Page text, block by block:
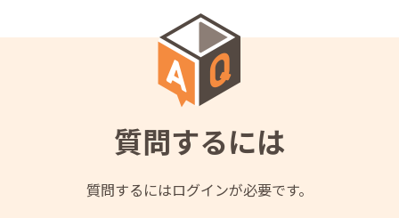
質問するには
質問するにはログインが必要です。